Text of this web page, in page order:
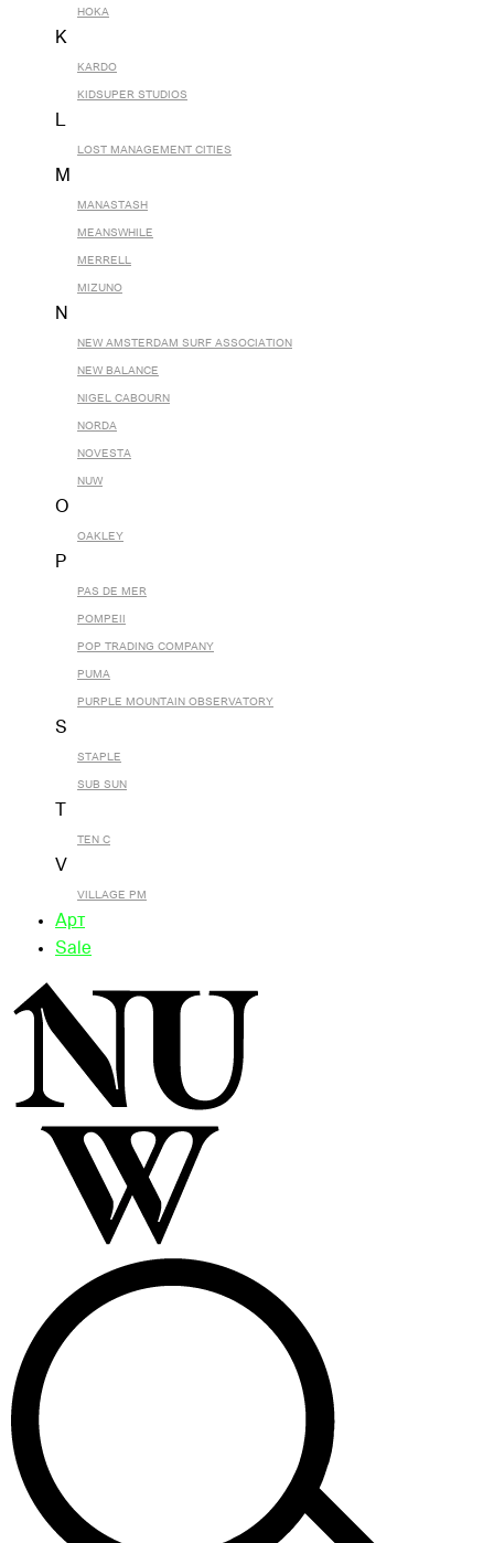
HOKA
K
KARDO
KIDSUPER STUDIOS
L
LOST MANAGEMENT CITIES
M
MANASTASH
MEANSWHILE
MERRELL
MIZUNO
N
NEW AMSTERDAM SURF ASSOCIATION
NEW BALANCE
NIGEL CABOURN
NORDA
NOVESTA
NUW
O
OAKLEY
P
PAS DE MER
POMPEII
POP TRADING COMPANY
PUMA
PURPLE MOUNTAIN OBSERVATORY
S
STAPLE
SUB SUN
TEN C
V
VILLAGE PM
Арт
Sale